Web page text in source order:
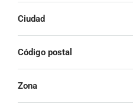
Ciudad
Código postal
Zona